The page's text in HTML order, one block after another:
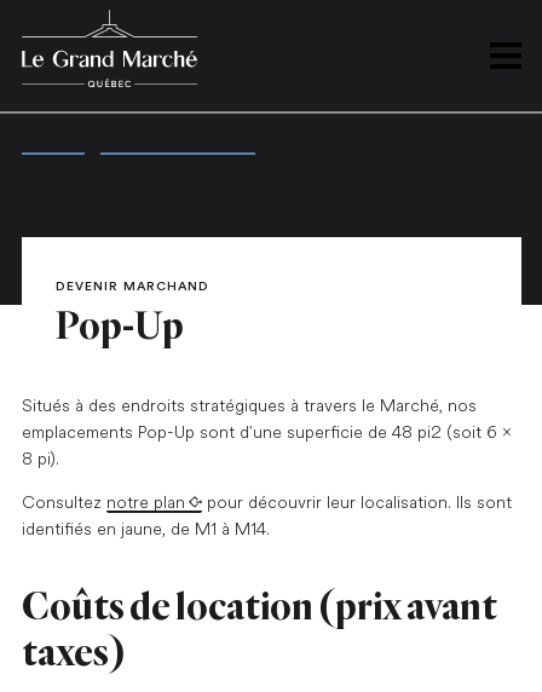
Ouvrir
DEVENIR MARCHAND
Pop-Up
Situés à des endroits stratégiques à travers le Marché, nos
emplacements Pop-Up sont d’une superficie de 48 pi2 (soit 6 x
8 pi).
Consultez notre plan
pour découvrir leur localisation. Ils sont
identifiés en jaune, de M1 à M14.
Coûts de location (prix avant
taxes)